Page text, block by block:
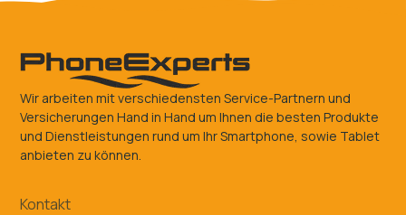
Wir arbeiten mit verschiedensten Service-Partnern und
Versicherungen Hand in Hand um Ihnen die besten Produkte
und Dienstleistungen rund um Ihr Smartphone, sowie Tablet
anbieten zu können.
Kontakt